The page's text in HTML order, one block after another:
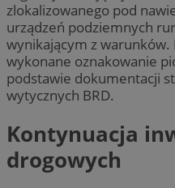
zlokalizowanego pod
urządzeń podziemnych
wynikającym z
wykonane oznakowanie
podstawie dokumentacji
wytycznych BRD.
Kontynuacja
drogowych